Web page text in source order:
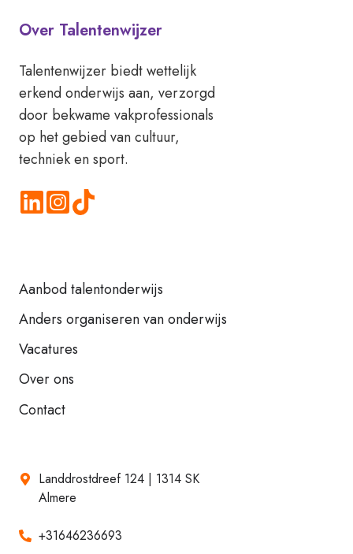
Over Talentenwijzer
Talentenwijzer biedt wettelijk
erkend onderwijs aan, verzorgd
door bekwame vakprofessionals
op het gebied van cultuur,
techniek en sport.
Aanbod talentonderwijs
Anders organiseren van onderwijs
Vacatures
Over ons
Contact
Landdrostdreef 124 | 1314 SK
Almere
+31646236693